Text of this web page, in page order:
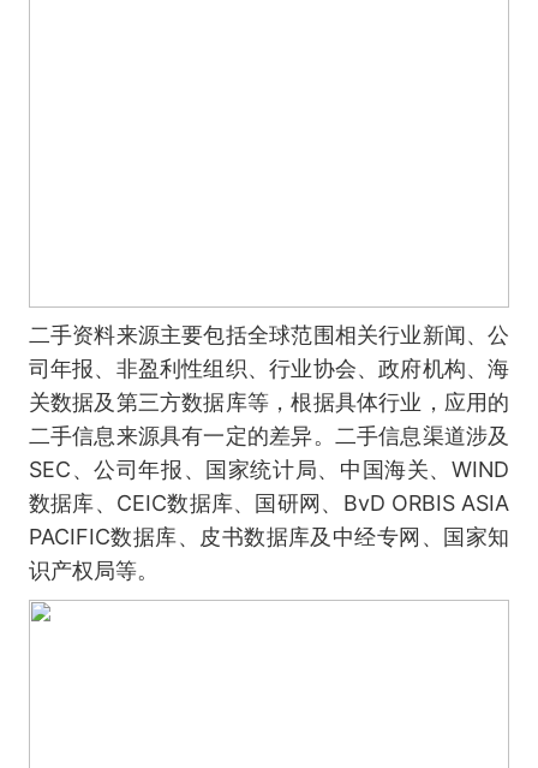
二手资料来源主要包括全球范围相关行业新闻、公
司年报、非盈利性组织、行业协会、政府机构、海
关数据及第三方数据库等，根据具体行业，应用的
二手信息来源具有一定的差异。二手信息渠道涉及
SEC、公司年报、国家统计局、中国海关、WIND
数据库、CEIC数据库、国研网、BvD ORBIS ASIA
PACIFIC数据库、皮书数据库及中经专网、国家知
识产权局等。